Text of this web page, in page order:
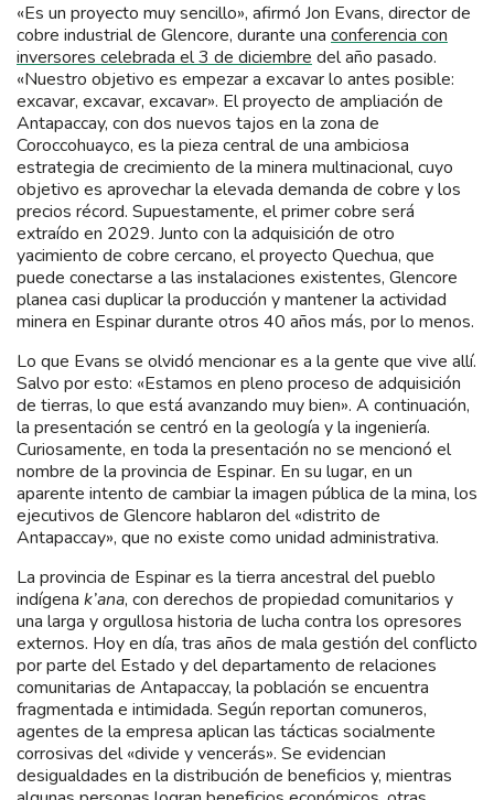
«Es un proyecto muy sencillo», afirmó Jon Evans, director de
cobre industrial de Glencore, durante una conferencia con
inversores celebrada el 3 de diciembre del año pasado.
«Nuestro objetivo es empezar a excavar lo antes posible:
excavar, excavar, excavar». El proyecto de ampliación de
Antapaccay, con dos nuevos tajos en la zona de
Coroccohuayco, es la pieza central de una ambiciosa
estrategia de crecimiento de la minera multinacional, cuyo
objetivo es aprovechar la elevada demanda de cobre y los
precios récord. Supuestamente, el primer cobre será
extraído en 2029. Junto con la adquisición de otro
yacimiento de cobre cercano, el proyecto Quechua, que
puede conectarse a las instalaciones existentes, Glencore
planea casi duplicar la producción y mantener la actividad
minera en Espinar durante otros 40 años más, por lo menos.
Lo que Evans se olvidó mencionar es a la gente que vive allí.
Salvo por esto: «Estamos en pleno proceso de adquisición
de tierras, lo que está avanzando muy bien». A continuación,
la presentación se centró en la geología y la ingeniería.
Curiosamente, en toda la presentación no se mencionó el
nombre de la provincia de Espinar. En su lugar, en un
aparente intento de cambiar la imagen pública de la mina, los
ejecutivos de Glencore hablaron del «distrito de
Antapaccay», que no existe como unidad administrativa.
La provincia de Espinar es la tierra ancestral del pueblo
indígena k’ana, con derechos de propiedad comunitarios y
una larga y orgullosa historia de lucha contra los opresores
externos. Hoy en día, tras años de mala gestión del conflicto
por parte del Estado y del departamento de relaciones
comunitarias de Antapaccay, la población se encuentra
fragmentada e intimidada. Según reportan comuneros,
agentes de la empresa aplican las tácticas socialmente
corrosivas del «divide y vencerás». Se evidencian
desigualdades en la distribución de beneficios y, mientras